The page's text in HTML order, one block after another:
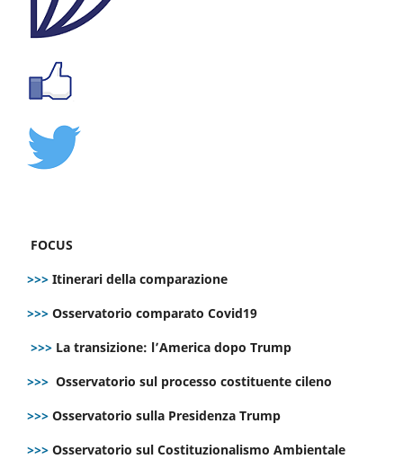
FOCUS
>>> Itinerari della comparazione
>>> Osservatorio comparato Covid19
>>> La transizione: l’America dopo Trump
>>> Osservatorio sul processo costituente cileno
>>> Osservatorio sulla Presidenza Trump
>>> Osservatorio sul Costituzionalismo Ambientale